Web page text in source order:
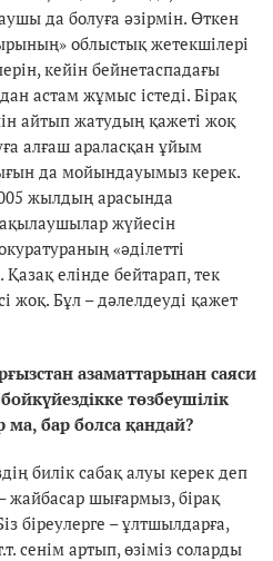
да болуға әзірмін. Өткен
облыстық жетекшілері
кейін бейнетаспадағы
астам жұмыс істеді. Бірақ
айтып жатудың қажеті жоқ
алғаш араласқан ұйым
да мойындауымыз керек.
жылдың арасында
жүйесін
«әділетті
елінде бейтарап, тек
жоқ. Бұл – дәлелдеуді қажет
азаматтарынан саяси
төзбеушілік
ма, бар болса қандай?
билік сабақ алуы керек деп
жайбасар шығармыз, бірақ
біреулерге – ұлтшылдарға,
сенім артып, өзіміз соларды